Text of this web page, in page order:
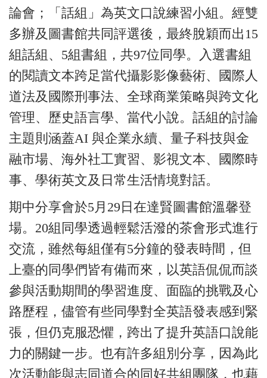
論會；「話組」為英文口說練習小組。經雙
多辦及圖書館共同評選後，最終脫穎而出15
組話組、5組書組，共97位同學。入選書組
的閱讀文本跨足當代攝影影像藝術、國際人
道法及國際刑事法、全球商業策略與跨文化
管理、歷史語言學、當代小說。話組的討論
主題則涵蓋AI 與企業永續、量子科技與金
融市場、海外社工實習、影視文本、國際時
事、學術英文及日常生活情境對話。
期中分享會於5月29日在達賢圖書館溫馨登
場。20組同學透過輕鬆活潑的茶會形式進行
交流，雖然每組僅有5分鐘的發表時間，但
上臺的同學們皆有備而來，以英語侃侃而談
參與活動期間的學習進度、面臨的挑戰及心
路歷程，儘管有些同學對全英語發表感到緊
張，但仍克服恐懼，跨出了提升英語口說能
力的關鍵一步。也有許多組別分享，因為此
次活動能與志同道合的同好共組團隊，也藉